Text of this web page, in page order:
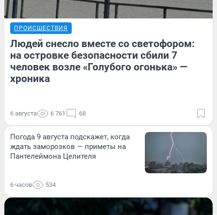
ПРОИСШЕСТВИЯ
Людей снесло вместе со светофором:
на островке безопасности сбили 7
человек возле «Голубого огонька» —
хроника
6 августа 6 761 68
Погода 9 августа подскажет, когда
ждать заморозков — приметы на
Пантелеймона Целителя
6 часов 534